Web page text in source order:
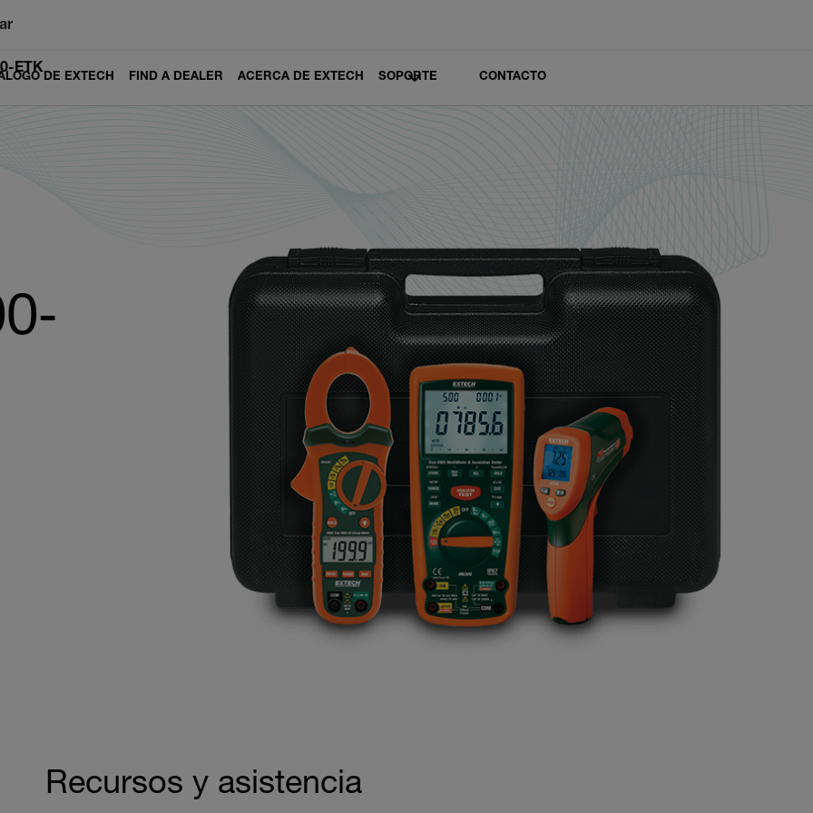
DE EXTECH FIND A DEALER ACERCA DE EXTECH SOPORTE CONTACTO
ETK
Recursos y asistencia